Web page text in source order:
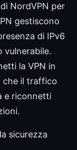
NordVPN per
gestiscono
di IPv6
vulnerabile.
la VPN in
che il traffico
e riconnetti
sicurezza